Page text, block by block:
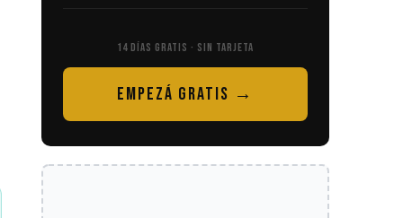
14 DÍAS GRATIS · SIN TARJETA
EMPEZÁ GRATIS →